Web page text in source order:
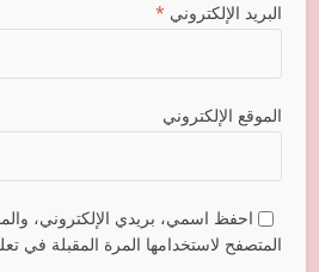
البريد الإلكتروني *
الموقع الإلكتروني
احفظ اسمي، بريدي الإلكتروني،
المتصفح لاستخدامها المرة المقبلة في